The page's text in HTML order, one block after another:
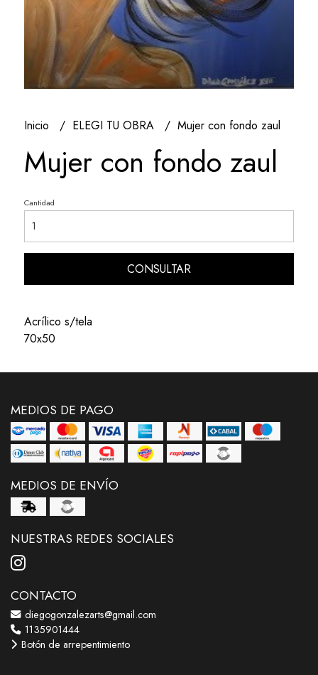
Inicio ELEGI TU OBRA Mujer con fondo zaul
Mujer con fondo zaul
Cantidad
CONSULTAR
Acrílico s/tela
70x50
MEDIOS DE PAGO
MEDIOS DE ENVÍO
NUESTRAS REDES SOCIALES
CONTACTO
diegogonzalezarts@gmail.com
1135901444
Botón de arrepentimiento